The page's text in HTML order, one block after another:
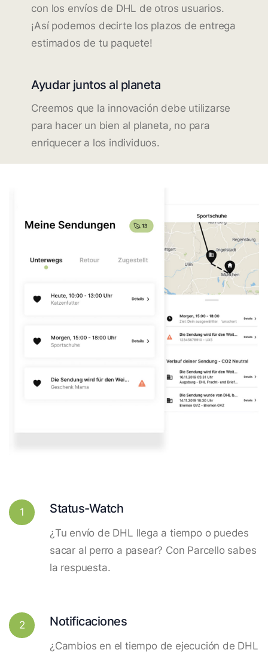
con los envíos de DHL de otros usuarios.
¡Así podemos decirte los plazos de entrega
estimados de tu paquete!
Ayudar juntos al planeta
Creemos que la innovación debe utilizarse
para hacer un bien al planeta, no para
enriquecer a los individuos.
1 Status-Watch
¿Tu envío de DHL llega a tiempo o puedes
sacar al perro a pasear? Con Parcello sabes
la respuesta.
2 Notificaciones
¿Cambios en el tiempo de ejecución de DHL